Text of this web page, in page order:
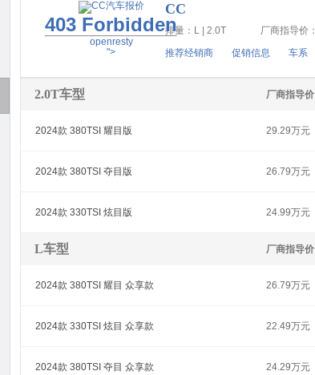
403 Forbidden
openresty
">
CC
排量：L | 2.0T 厂商指导价：
推荐经销商
促销信息 车系
2.0T车型 厂商指导价
2024款 380TSI 耀目版 29.29万元
2024款 380TSI 夺目版 26.79万元
2024款 330TSI 炫目版 24.99万元
L车型 厂商指导价
2024款 380TSI 耀目 众享款 26.79万元
2024款 330TSI 炫目 众享款 22.49万元
2024款 380TSI 夺目 众享款 24.29万元